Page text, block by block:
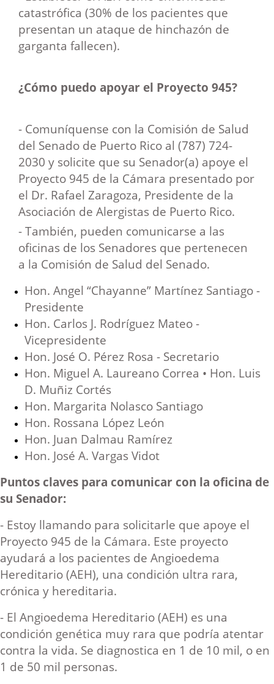
catastrófica (30% de los pacientes que
presentan un ataque de hinchazón de
garganta fallecen).
¿Cómo puedo apoyar el Proyecto 945?
- Comuníquense con la Comisión de Salud
del Senado de Puerto Rico al (787) 724-
2030 y solicite que su Senador(a) apoye el
Proyecto 945 de la Cámara presentado por
el Dr. Rafael Zaragoza, Presidente de la
Asociación de Alergistas de Puerto Rico.
- También, pueden comunicarse a las
oficinas de los Senadores que pertenecen
a la Comisión de Salud del Senado.
Hon. Angel “Chayanne” Martínez Santiago -
Presidente
Hon. Carlos J. Rodríguez Mateo -
Vicepresidente
Hon. José O. Pérez Rosa - Secretario
Hon. Miguel A. Laureano Correa • Hon. Luis
D. Muñiz Cortés
Hon. Margarita Nolasco Santiago
Hon. Rossana López León
Hon. Juan Dalmau Ramírez
Hon. José A. Vargas Vidot
Puntos claves para comunicar con la oficina de
su Senador:
- Estoy llamando para solicitarle que apoye el
Proyecto 945 de la Cámara. Este proyecto
ayudará a los pacientes de Angioedema
Hereditario (AEH), una condición ultra rara,
crónica y hereditaria.
- El Angioedema Hereditario (AEH) es una
condición genética muy rara que podría atentar
contra la vida. Se diagnostica en 1 de 10 mil, o en
1 de 50 mil personas.